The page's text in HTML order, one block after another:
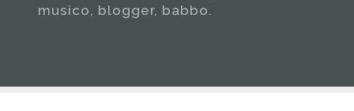
musico, blogger, babbo.